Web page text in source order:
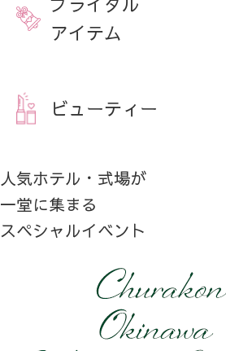
アイテム
ビューティー
人気ホテル・式場が
一堂に集まる
スペシャルイベント